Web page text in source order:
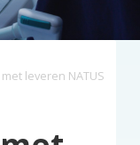
leveren NATUS